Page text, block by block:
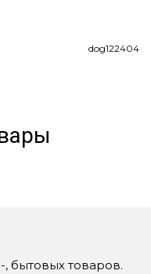
dog122404
бытовых товаров.